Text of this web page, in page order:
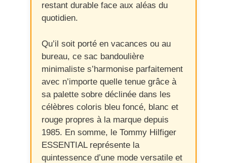
restant durable face aux aléas du
quotidien.
Qu’il soit porté en vacances ou au
bureau, ce sac bandoulière
minimaliste s’harmonise parfaitement
avec n’importe quelle tenue grâce à
sa palette sobre déclinée dans les
célèbres coloris bleu foncé, blanc et
rouge propres à la marque depuis
1985. En somme, le Tommy Hilfiger
ESSENTIAL représente la
quintessence d’une mode versatile et